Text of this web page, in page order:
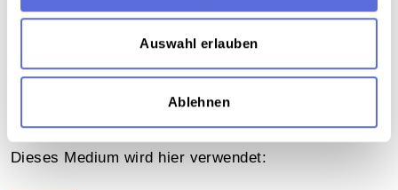
Auswahl erlauben
Ablehnen
Sammlung Audio-Eigenaufnahmen der
Das Medium in Onlineausstellungen
Dieses Medium wird hier verwendet: